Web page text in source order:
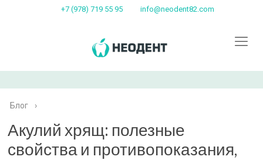
+7 (978) 719 55 95 info@neodent82.com
Блог ›
Акулий хрящ: полезные
свойства и противопоказания,